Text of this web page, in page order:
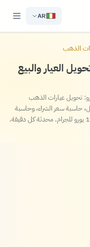
AR
الذهب
العيار والبيع
تحويل عيارات الذهب
حاسبة سعر الشراء، وحاسبة